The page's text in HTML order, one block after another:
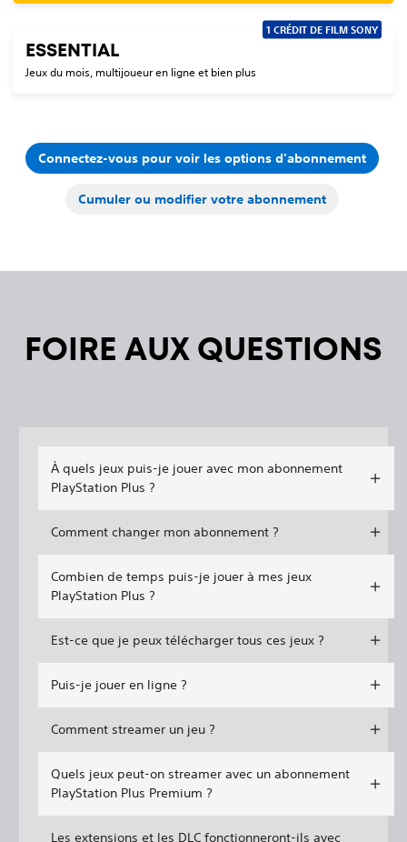
ESSENTIAL
Jeux du mois, multijoueur en ligne et bien plus
1 CRÉDIT DE FILM SONY
Connectez-vous pour voir les options d'abonnement
Cumuler ou modifier votre abonnement
FOIRE AUX QUESTIONS
À quels jeux puis-je jouer avec mon abonnement
PlayStation Plus ?
Comment changer mon abonnement ?
Combien de temps puis-je jouer à mes jeux
PlayStation Plus ?
Est-ce que je peux télécharger tous ces jeux ?
Puis-je jouer en ligne ?
Comment streamer un jeu ?
Quels jeux peut-on streamer avec un abonnement
PlayStation Plus Premium ?
Les extensions et les DLC fonctionneront-ils avec